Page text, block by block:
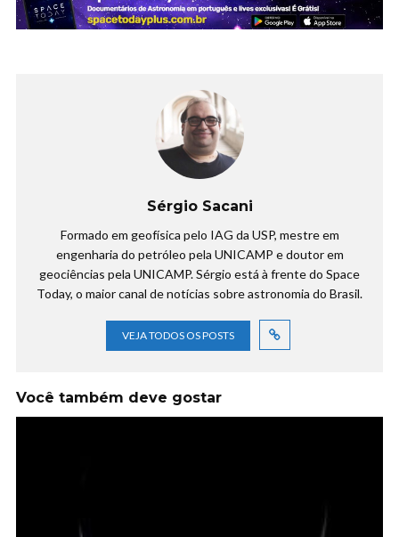
Sérgio Sacani
Formado em geofísica pelo IAG da USP, mestre em
engenharia do petróleo pela UNICAMP e doutor em
geociências pela UNICAMP. Sérgio está à frente do Space
Today, o maior canal de notícias sobre astronomia do Brasil.
VEJA TODOS OS POSTS
Você também deve gostar